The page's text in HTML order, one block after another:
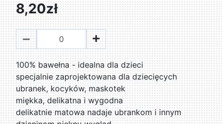
8,20zł
100% bawełna - idealna dla dzieci
specjalnie zaprojektowana dla dziecięcych
ubranek, kocyków, maskotek
miękka, delikatna i wygodna
delikatnie matowa nadaje ubrankom i innym